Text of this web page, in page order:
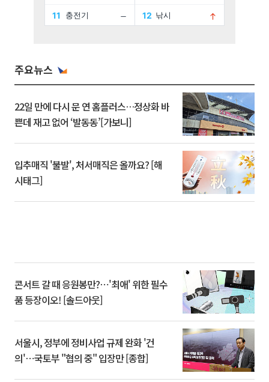
주요뉴스
22일 만에 다시 문 연 홈플러스…정상화 바
쁜데 재고 없어 ‘발동동’[가보니]
입추매직 '불발', 처서매직은 올까요? [해
시태그]
콘서트 갈 때 응원봉만?⋯'최애' 위한 필수
품 등장이오! [솔드아웃]
서울시, 정부에 정비사업 규제 완화 '건
의'⋯국토부 "협의 중" 입장만 [종합]